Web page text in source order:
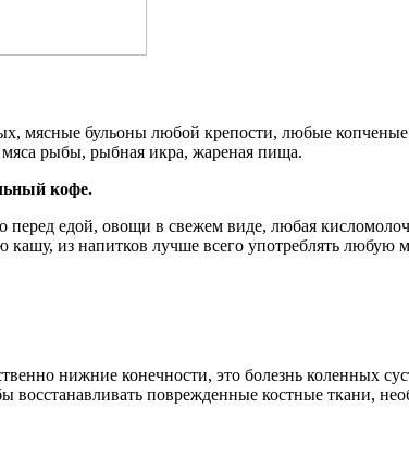
мясные бульоны любой крепости, любые
рыбы, рыбная икра, жареная пища.
кофе.
едой, овощи в свежем виде, любая
из напитков лучше всего употреблять любую
нижние конечности, это болезнь коленных
поврежденные костные ткани,